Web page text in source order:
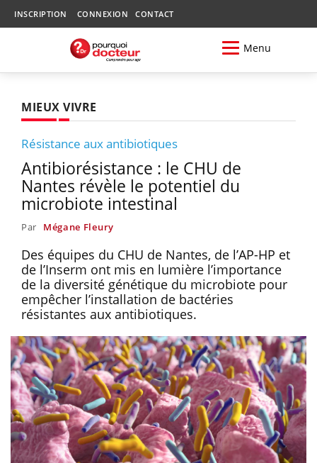
INSCRIPTION CONNEXION CONTACT
Menu
MIEUX VIVRE
Résistance aux antibiotiques
Antibiorésistance : le CHU de
Nantes révèle le potentiel du
microbiote intestinal
Par Mégane Fleury
Des équipes du CHU de Nantes, de l’AP-HP et
de l’Inserm ont mis en lumière l’importance
de la diversité génétique du microbiote pour
empêcher l’installation de bactéries
résistantes aux antibiotiques.